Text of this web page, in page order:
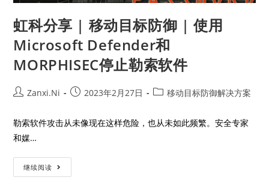
虹科分享 | 移动目标防御 | 使用
Microsoft Defender和
MORPHISEC停止勒索软件
Zanxi.Ni 2023年2月27日 移动目标防御解决方案
勒索软件攻击从未像现在这样危险，也从未如此频繁。安全专家
和媒…
继续阅读